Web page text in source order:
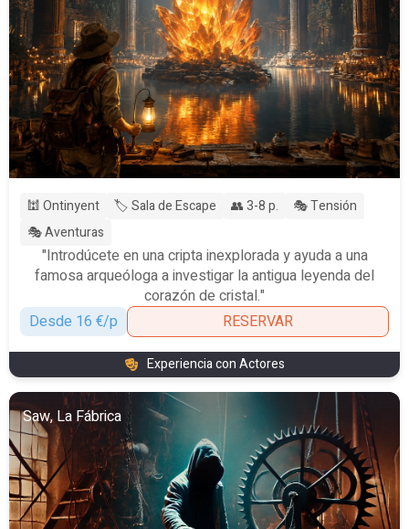
🕍 Ontinyent 🏷️ Sala de Escape 👥 3-8 p.
🎭 Tensión
🎭 Aventuras
"Introdúcete en una cripta inexplorada y ayuda a una
famosa arqueóloga a investigar la antigua leyenda del
corazón de cristal."
Desde 16 €/p
RESERVAR
Experiencia con Actores
Saw, La Fábrica